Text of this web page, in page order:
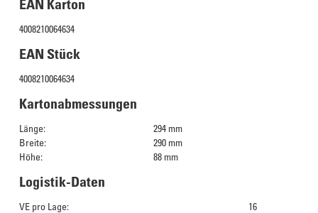
EAN Karton
4008210064634
EAN Stück
4008210064634
Kartonabmessungen
Länge:
294 mm
Breite:
290 mm
Höhe:
88 mm
Logistik-Daten
VE pro Lage:
16